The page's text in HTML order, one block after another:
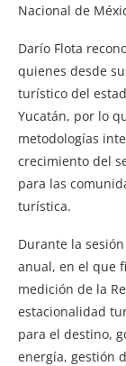
Nacional de
Darío Flota
quienes desde
turístico del
Yucatán, por lo
metodologías
crecimiento del
para las
turística.
Durante la
anual, en el que
medición de la
estacionalidad
para el destino,
energía, gestión